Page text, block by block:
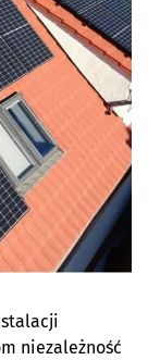
niezależność